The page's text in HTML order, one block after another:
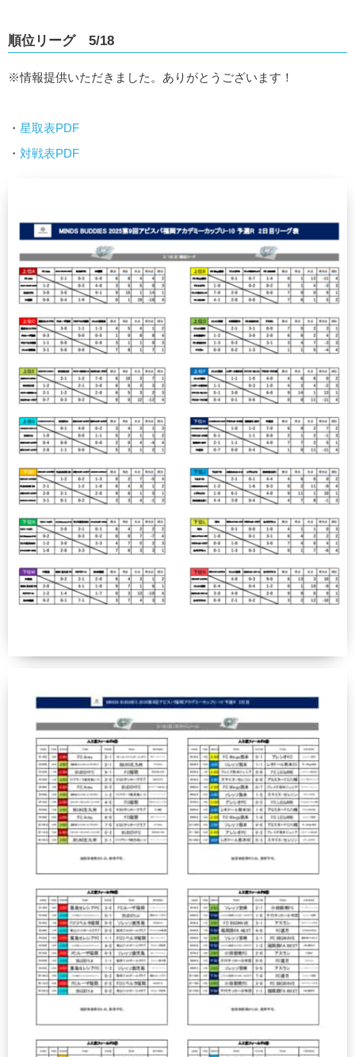
順位リーグ 5/18
※情報提供いただきました。ありがとうございます！
・ 星取表PDF
・ 対戦表PDF